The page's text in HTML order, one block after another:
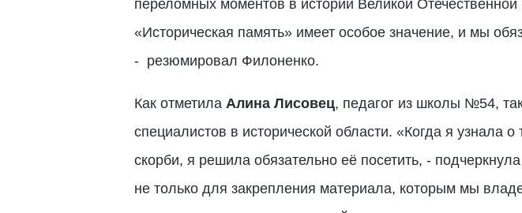
переломных моментов в истории Великой
«Историческая память» имеет особое значение, и мы
- резюмировал Филоненко.
Как отметила Алина Лисовец, педагог из школы №54,
специалистов в исторической области. «Когда я узнала
скорби, я решила обязательно её посетить, -
не только для закрепления материала, которым мы